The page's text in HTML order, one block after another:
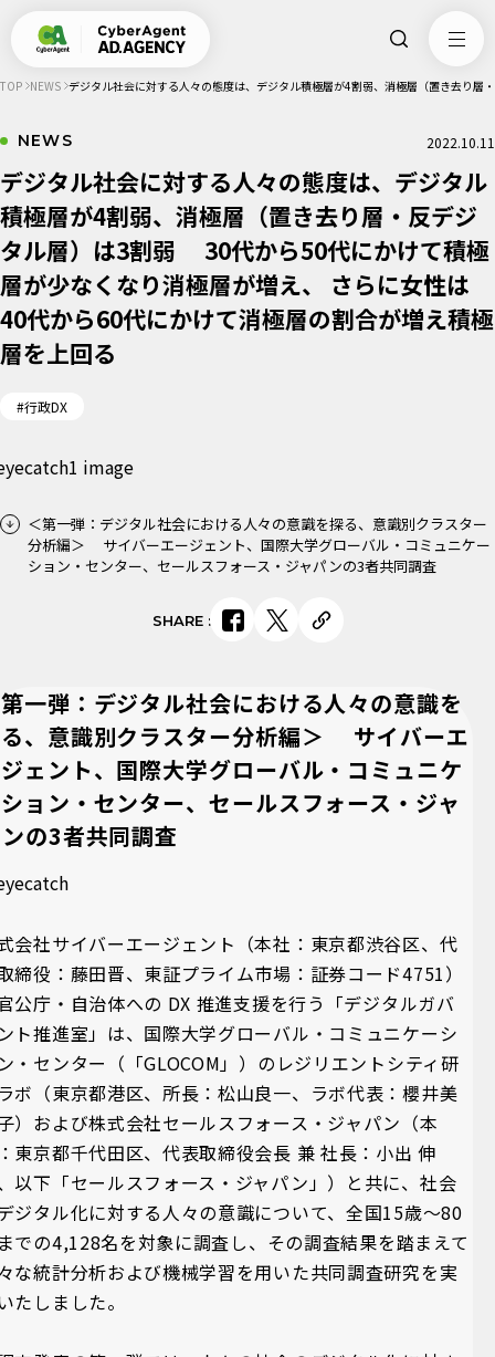
TOP NEWS デジタル社会に対する人々の態度は、デジタル積極層が4割弱、消極層（置き去り
NEWS 2022.10.11
デジタル社会に対する人々の態度は、デジタル
積極層が4割弱、消極層（置き去り層・反デジ
タル層）は3割弱 30代から50代にかけて積極
層が少なくなり消極層が増え、 さらに女性は
40代から60代にかけて消極層の割合が増え積極
層を上回る
#行政DX
一弾：デジタル社会における人々の意識を
、意識別クラスター分析編＞ サイバーエ
ェント、国際大学グローバル・コミュニケ
ョン・センター、セールスフォース・ジャ
の3者共同調査
会社サイバーエージェント（本社：東京都渋谷区、代
締役：藤田晋、東証プライム市場：証券コード4751）
公庁・自治体への DX 推進支援を行う「デジタルガバ
ト推進室」は、国際大学グローバル・コミュニケーシ
・センター（「GLOCOM」）のレジリエントシティ研
ボ（東京都港区、所長：松山良一、ラボ代表：櫻井美
）および株式会社セールスフォース・ジャパン（本
東京都千代田区、代表取締役会長 兼 社長：小出 伸
以下「セールスフォース・ジャパン」）と共に、社会
ジタル化に対する人々の意識について、全国15歳～80
での4,128名を対象に調査し、その調査結果を踏まえて
な統計分析および機械学習を用いた共同調査研究を実
たしました。
＜第一弾：デジタル社会における人々の意識を探る、意識別クラスター
分析編＞ サイバーエージェント、国際大学グローバル・コミュニケー
ション・センター、セールスフォース・ジャパンの3者共同調査
SHARE: